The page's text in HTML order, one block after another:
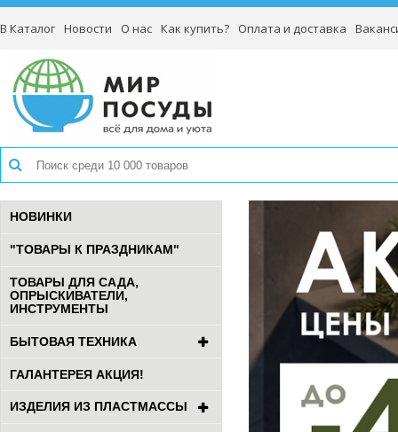
В Каталог Новости О нас Как купить? Оплата и доставка
НОВИНКИ
"ТОВАРЫ К ПРАЗДНИКАМ"
ТОВАРЫ ДЛЯ САДА,
ОПРЫСКИВАТЕЛИ,
ИНСТРУМЕНТЫ
БЫТОВАЯ ТЕХНИКА
ГАЛАНТЕРЕЯ АКЦИЯ!
ИЗДЕЛИЯ ИЗ ПЛАСТМАССЫ